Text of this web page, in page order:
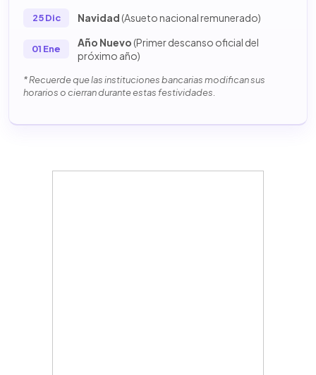
25 Dic Navidad(Asueto nacional remunerado)
01 Ene
Año Nuevo(Primer descanso oficial del
próximo año)
* Recuerde que las instituciones bancarias modifican sus
horarios o cierran durante estas festividades.